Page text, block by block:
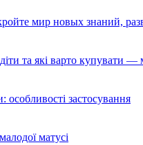
мир новых знаний,
та які варто купувати —
особливості застосування
матусі